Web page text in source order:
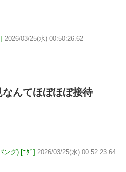
2026/03/25(水) 00:50:26.62
んてほぼほぼ接待
ング) [ﾆﾀﾞ] 2026/03/25(水) 00:52:23.64